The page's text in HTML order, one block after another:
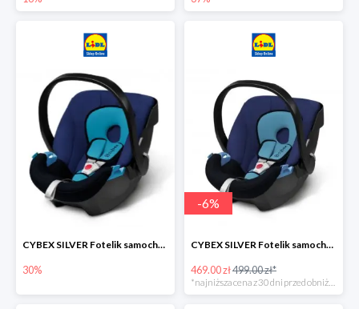
CYBEX SILVER Fotelik samochodowy -30%
30%
-6%
CYBEX SILVER Fotelik samochodowy + dostawa gratis!
469.00 zł499.00 zł*
*najniższa cena z 30 dni przed obniżką